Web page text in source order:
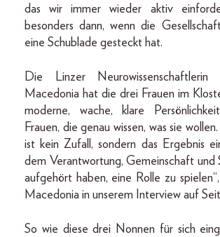
das wir immer wieder aktiv
besonders dann, wenn die
eine Schublade gesteckt hat.
Die Linzer
Macedonia hat die drei Frauen im
moderne, wache, klare
Frauen, die genau wissen, was sie
ist kein Zufall, sondern das Ergebnis
dem Verantwortung, Gemeinschaft und
aufgehört haben, eine Rolle zu
Macedonia in unserem Interview auf
So wie diese drei Nonnen für sich